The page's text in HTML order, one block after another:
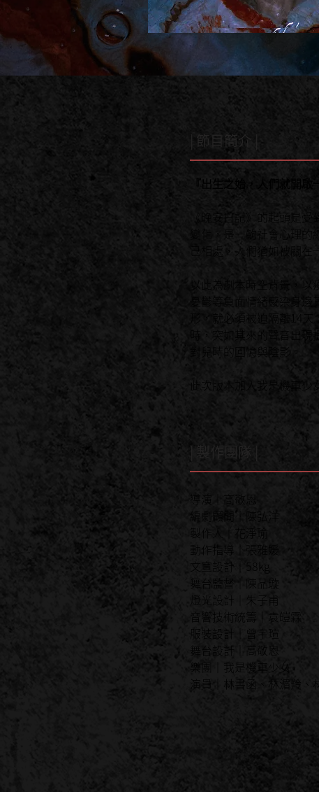
| 節目簡介 |
『出生之始，人們就開
《晚安日記》的起頭是
變化，是一齣社會心理的
己相處，人們猶如被關
以此為劇本時空背景，
憂鬱等負面情緒感染身
形，就必須被迫隔離14
時，突如其來的聲音出
對兒時的回憶與陰影。
此次版本加入我是機車
| 製作團隊 |
導演｜高敬恩
編劇顧問｜陳弘洋
製作人｜花淨瑜
動作指導｜張雅媛
文宣設計｜58kg
舞台監督｜陳品璇
燈光設計｜朱子甫
音響技術統籌｜袁皚霖
服裝設計｜曾宇瑄
舞台設計｜高敬恩
樂團｜我是機車少女
演員｜林書函、林湄羚、